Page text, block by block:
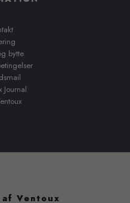
bytte
Journal
Ventoux